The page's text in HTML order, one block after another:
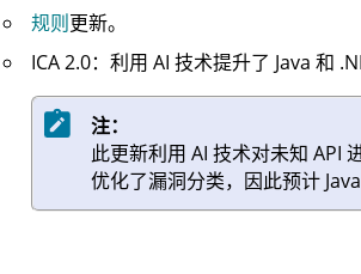
规则更新。
ICA 2.0：利用 AI 技术提升了 Java 和
注：
此更新利用 AI 技术对未知 API
优化了漏洞分类，因此预计